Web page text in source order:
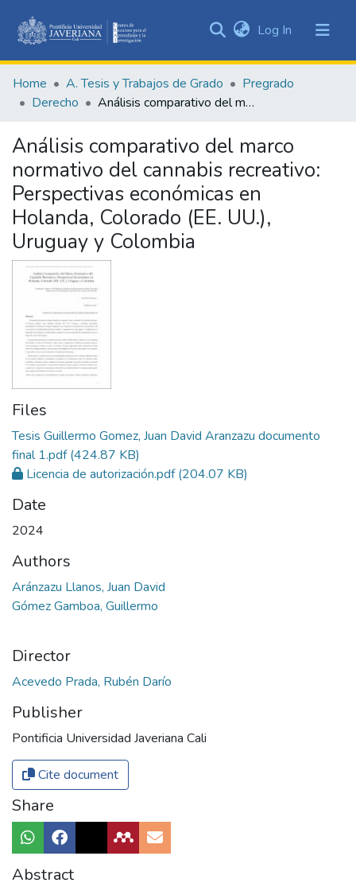
&
Collections
Statistics
Log In (current)
Home A. Tesis y Trabajos de Grado
Pregrado
Derecho
Análisis comparativo del marco normativo del cannabis recreativo: Perspectivas económicas en Holanda, Colorado (EE. UU.), Uruguay y Colombia
Análisis comparativo del marco
normativo del cannabis recreativo:
Perspectivas económicas en
Holanda, Colorado (EE. UU.),
Uruguay y Colombia
Files
Tesis Guillermo Gomez, Juan David Aranzazu documento
final 1.pdf(424.87 KB)
Licencia de autorización.pdf(204.07 KB)
Date
2024
Authors
Aránzazu Llanos, Juan David
Gómez Gamboa, Guillermo
Director
Acevedo Prada, Rubén Darío
Publisher
Pontificia Universidad Javeriana Cali
Cite document
Share
Abstract